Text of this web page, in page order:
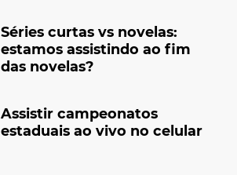
Séries curtas vs novelas:
estamos assistindo ao fim
das novelas?
Assistir campeonatos
estaduais ao vivo no celular